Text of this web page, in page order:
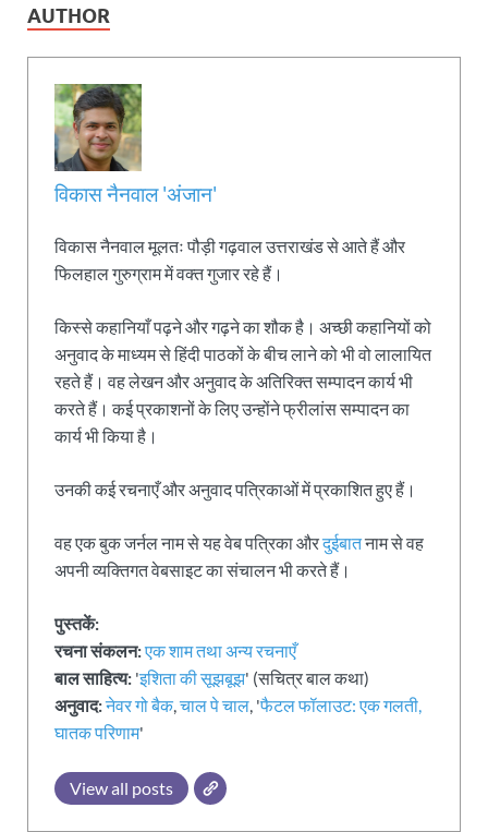
AUTHOR
विकास नैनवाल 'अंजान'
विकास नैनवाल मूलतः पौड़ी गढ़वाल उत्तराखंड से आते हैं और
फिलहाल गुरुग्राम में वक्त गुजार रहे हैं।
किस्से कहानियाँ पढ़ने और गढ़ने का शौक है। अच्छी कहानियों को
अनुवाद के माध्यम से हिंदी पाठकों के बीच लाने को भी वो लालायित
रहते हैं। वह लेखन और अनुवाद के अतिरिक्त सम्पादन कार्य भी
करते हैं। कई प्रकाशनों के लिए उन्होंने फ्रीलांस सम्पादन का
कार्य भी किया है।
उनकी कई रचनाएँ और अनुवाद पत्रिकाओं में प्रकाशित हुए हैं।
वह एक बुक जर्नल नाम से यह वेब पत्रिका औरदुईबातनाम से वह
अपनी व्यक्तिगत वेबसाइट का संचालन भी करते हैं।
पुस्तकें:
रचना संकलन:एक शाम तथा अन्य रचनाएँ
बाल साहित्य: 'इशिता की सूझबूझ' (सचित्र बाल कथा)
अनुवाद:नेवर गो बैक,चाल पे चाल, 'फैटल फॉलाउट: एक गलती,
घातक परिणाम'
View all posts